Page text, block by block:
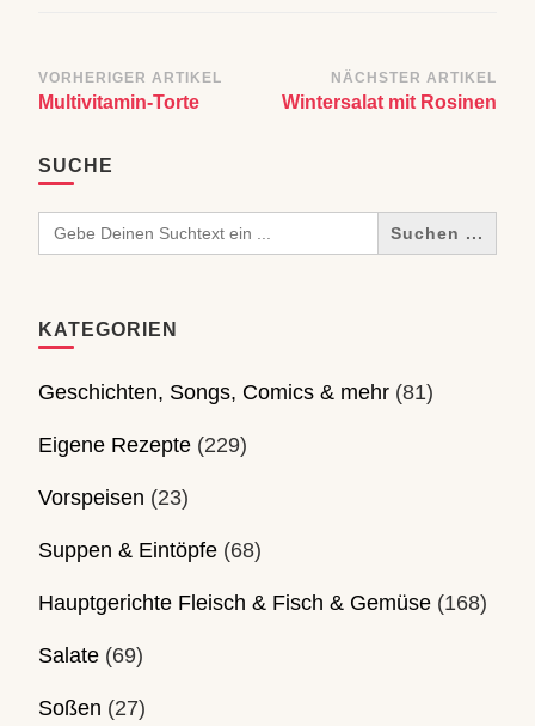
Beitragsnavigation
VORHERIGER ARTIKEL
Multivitamin-Torte
NÄCHSTER ARTIKEL
Wintersalat mit Rosinen
SUCHE
Search
for:
KATEGORIEN
Geschichten, Songs, Comics & mehr (81)
Eigene Rezepte (229)
Vorspeisen (23)
Suppen & Eintöpfe (68)
Hauptgerichte Fleisch & Fisch & Gemüse (168)
Salate (69)
Soßen (27)